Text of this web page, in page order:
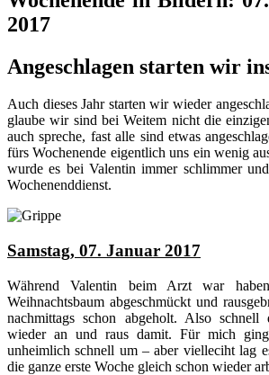
2017
Angeschlagen starten wir
Auch dieses Jahr starten wir wieder
glaube wir sind bei Weitem nicht die
auch spreche, fast alle sind etwas
fürs Wochenende eigentlich uns ein wenig
wurde es bei Valentin immer schlimmer
Wochenenddienst.
Samstag, 07. Januar 2017
Während Valentin beim Arzt war
Weihnachtsbaum abgeschmückt und
nachmittags schon abgeholt. Also schnell
wieder an und raus damit. Für mich
unheimlich schnell um – aber vielleciht lag
die ganze erste Woche gleich schon wieder